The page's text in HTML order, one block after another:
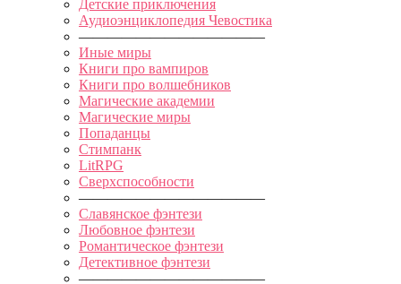
Детские приключения
Аудиоэнциклопедия Чевостика
—————————————
Иные миры
Книги про вампиров
Книги про волшебников
Магические академии
Магические миры
Попаданцы
Стимпанк
LitRPG
Сверхспособности
—————————————
Славянское фэнтези
Любовное фэнтези
Романтическое фэнтези
Детективное фэнтези
—————————————